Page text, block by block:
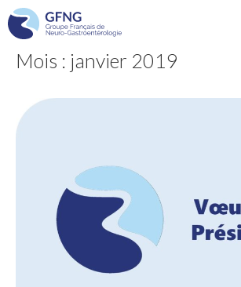
Aller
au
contenu
Mois : janvier 2019